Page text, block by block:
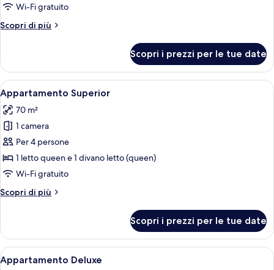
Deluxe
Wi-Fi gratuito
Scopri di più
Altri
Deluxe
Scopri i prezzi per le tue date
Apri
tutte
le
foto
per
Appartamento
Superior
Una moderna camera d'albergo con
15
Appartamento Superior
70 m²
1 camera
Per 4 persone
1 letto queen e 1 divano letto (queen)
Wi-Fi gratuito
Scopri di più
Altri
Superior
Scopri i prezzi per le tue date
Apri
Una camera d'albergo con un letto,
6
Appartamento Deluxe